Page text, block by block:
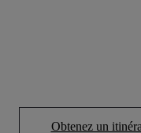
Obtenez un